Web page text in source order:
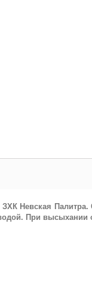
Невская
При